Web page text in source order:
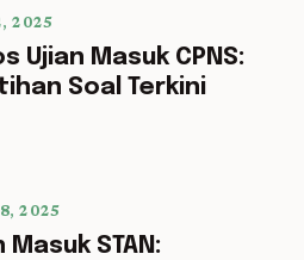
5 min read
2025
Masuk CPNS:
Soal Terkini
2025
STAN: